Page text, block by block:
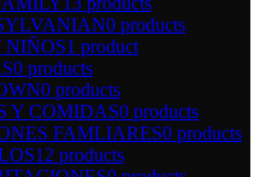
0 products
NIÑOS1 product
0 products
0 products
Y COMIDAS0 products
FAMLIARES0 products
12 products